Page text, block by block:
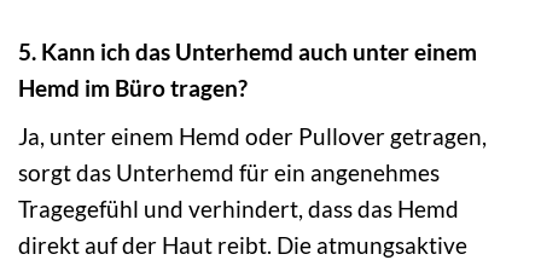
5. Kann ich das Unterhemd auch unter einem
Hemd im Büro tragen?
Ja, unter einem Hemd oder Pullover getragen,
sorgt das Unterhemd für ein angenehmes
Tragegefühl und verhindert, dass das Hemd
direkt auf der Haut reibt. Die atmungsaktive